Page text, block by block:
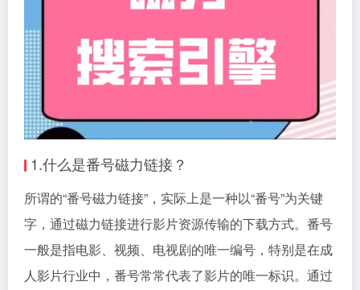
1.什么是番号磁力链接？
所谓的“番号磁力链接”，实际上是一种以“番号”为关键
字，通过磁力链接进行影片资源传输的下载方式。番号
一般是指电影、视频、电视剧的唯一编号，特别是在成
人影片行业中，番号常常代表了影片的唯一标识。通过